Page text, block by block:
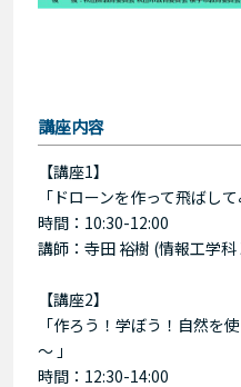
講座内容
【講座1】
「ドローンを作って飛ばして
時間：10:30-12:00
講師：寺田 裕樹 (情報工学科
【講座2】
「作ろう！学ぼう！自然を
～ 」
時間：12:30-14:00